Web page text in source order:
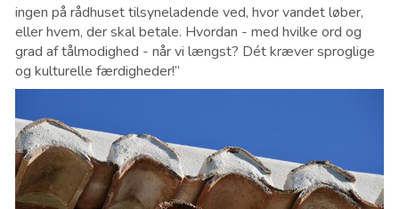
ingen på rådhuset tilsyneladende ved, hvor vandet løber,
eller hvem, der skal betale. Hvordan - med hvilke ord og
grad af tålmodighed - når vi længst? Dét kræver sproglige
og kulturelle færdigheder!”